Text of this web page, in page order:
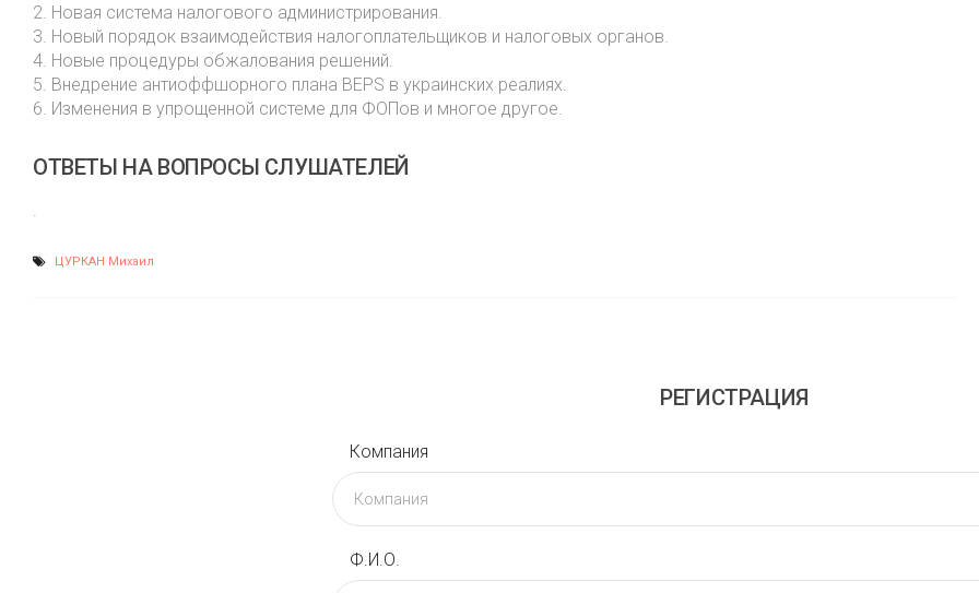
2. Новая система налогового администрирования.
3. Новый порядок взаимодействия налогоплательщиков и налоговых органов.
4. Новые процедуры обжалования решений.
5. Внедрение антиоффшорного плана BEPS в украинских реалиях.
6. Изменения в упрощенной системе для ФОПов и многое другое.
ОТВЕТЫ НА ВОПРОСЫ СЛУШАТЕЛЕЙ
.
ЦУРКАН Михаил
РЕГИСТРАЦИЯ
Компания
Ф.И.О.